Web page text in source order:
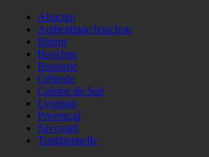
Alsacien
Authentique bouchon
Bistrot
Bouchon
Brasserie
Crêperie
Cuisine du Sud
Lyonnais
Provençal
Savoyard
Traditionnelle